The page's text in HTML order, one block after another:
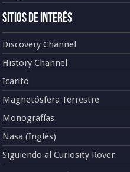
Sitios de Interés
Discovery Channel
History Channel
Icarito
Magnetósfera Terrestre
Monografías
Nasa (Inglés)
Siguiendo al Curiosity Rover